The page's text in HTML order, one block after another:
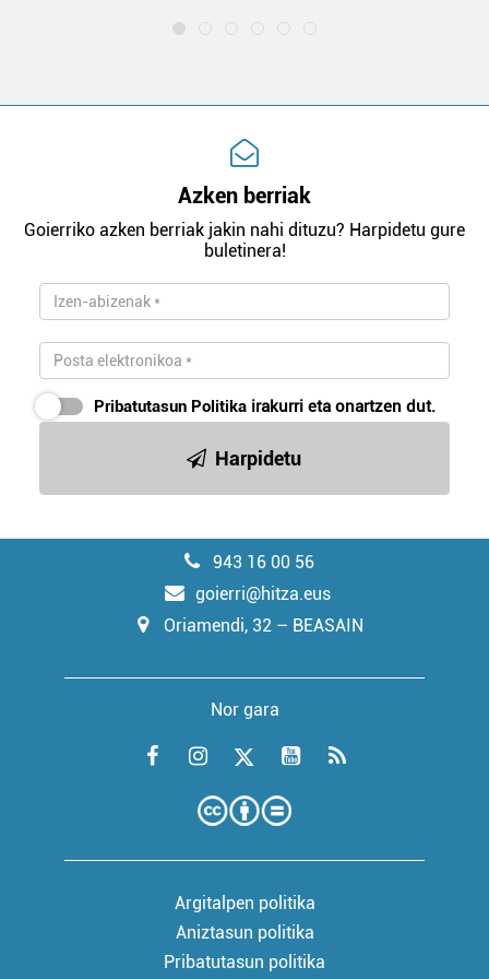
Azken berriak
Goierriko azken berriak jakin nahi dituzu? Harpidetu gure
buletinera!
Pribatutasun Politika irakurri eta onartzen dut.
Harpidetu
943 16 00 56
goierri@hitza.eus
Oriamendi, 32 – BEASAIN
Nor gara
Argitalpen politika
Aniztasun politika
Pribatutasun politika